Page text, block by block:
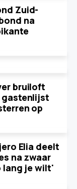
Zuid-
na
bruiloft
gastenlijst
op
Elia deelt
na zwaar
lang je wilt'